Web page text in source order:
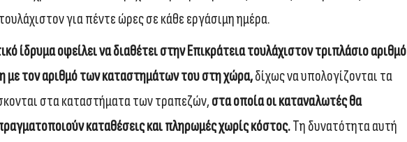
για πέντε ώρες σε κάθε εργάσιμη ημέρα.
ίδρυμα οφείλει να διαθέτει στην Επικράτεια τουλάχιστον τριπλάσιο αριθμό
με τον αριθμό των καταστημάτων του στη χώρα,δίχως να υπολογίζονται τα
στα καταστήματα των τραπεζών, στα οποία οι καταναλωτές θα
καταθέσεις και πληρωμέςχωρίς κόστος.Τη δυνατότητα αυτή